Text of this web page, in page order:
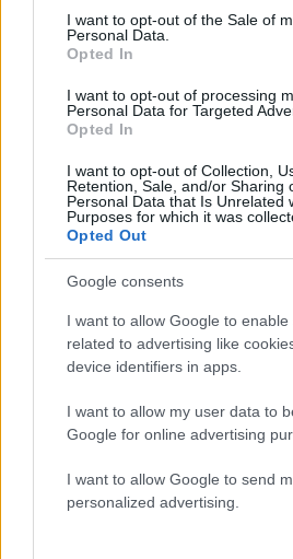
consent section.
I want to opt-out of the Sale of
Personal Data.
Opted In
I want to opt-out of processing
Personal Data for Targeted
Opted In
I want to opt-out of Collection,
Retention, Sale, and/or Sharing
Personal Data that Is Unrelated
Purposes for which it was
Opted Out
Google consents
I want to allow Google to enable
related to advertising like
device identifiers in apps.
I want to allow my user data to
Google for online advertising
I want to allow Google to send
personalized advertising.
Υποβολή
Όροι Χρήσης
Πολιτική Απορρήτου&Όροι Χρήσης
Κόσμος
ΒΛΑΝΤΙΜΙΡ ΠΟΥΤΙΝ
ενημερωθείτε πρώτοι για όλη την
τελευταία νέατης ημέρας